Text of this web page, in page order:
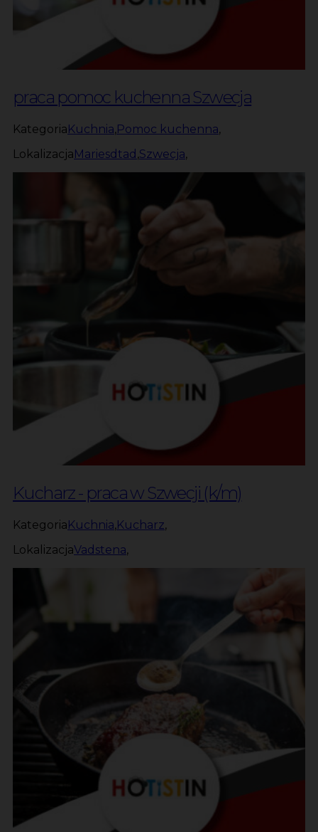
praca pomoc kuchenna Szwecja
KategoriaKuchnia,Pomoc kuchenna,
LokalizacjaMariesdtad ,Szwecja,
Kucharz - praca w Szwecji (k/m)
KategoriaKuchnia,Kucharz,
LokalizacjaVadstena,